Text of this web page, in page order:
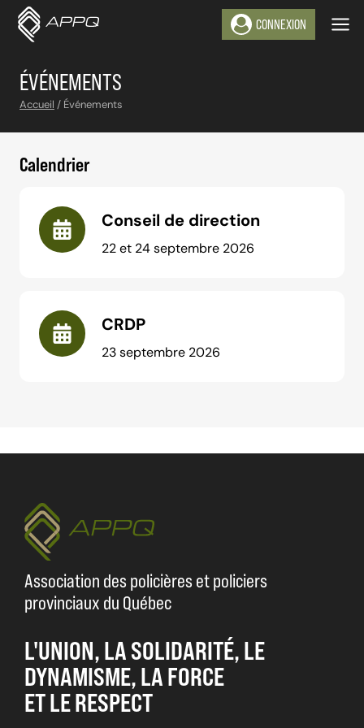
Aller
contenu
CONNEXION
ÉVÉNEMENTS
Accueil / Événements
Calendrier
Conseil de direction
22 et 24 septembre 2026
CRDP
23 septembre 2026
Association des policières et policiers
provinciaux du Québec
L'UNION, LA SOLIDARITÉ, LE
DYNAMISME, LA FORCE
ET LE RESPECT